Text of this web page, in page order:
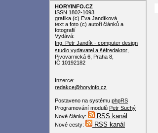
HORYINFO.CZ
ISSN 1802-1093
grafika (c) Eva Jandíková
text a foto (c) autoři článků a
fotografií
Vydává:
Ing. Petr Jandík - computer design
studio vydavatel a šéfredaktor
Pivovarnická 6, Praha 8,
IČ 10192182
Inzerce:
redakce@horyinfo.cz
Postaveno na systému phpRS
Programování modulů Petr Suchý
Nové články:
RSS kanál
Nové cesty: RSS kanál